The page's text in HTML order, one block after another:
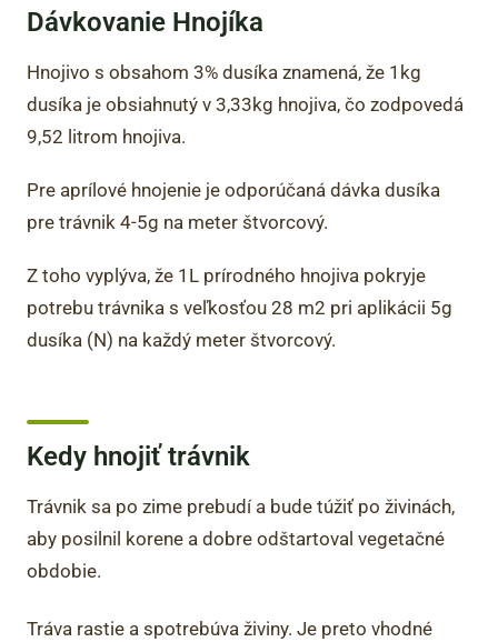
Dávkovanie Hnojíka
Hnojivo s obsahom 3% dusíka znamená, že 1kg
dusíka je obsiahnutý v 3,33kg hnojiva, čo zodpovedá
9,52 litrom hnojiva.
Pre aprílové hnojenie je odporúčaná dávka dusíka
pre trávnik 4-5g na meter štvorcový.
Z toho vyplýva, že 1L prírodného hnojiva pokryje
potrebu trávnika s veľkosťou 28 m2 pri aplikácii 5g
dusíka (N) na každý meter štvorcový.
Kedy hnojiť trávnik
Trávnik sa po zime prebudí a bude túžiť po živinách,
aby posilnil korene a dobre odštartoval vegetačné
obdobie.
Tráva rastie a spotrebúva živiny. Je preto vhodné